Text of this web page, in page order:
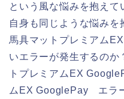
という風な悩みを抱えて
自身も同じような悩みを
馬具マットプレミアム
いエラーが発生するのか
トプレミアムEX
ムEX GooglePay エラ